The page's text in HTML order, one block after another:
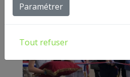
Paramétrer
Tout refuser